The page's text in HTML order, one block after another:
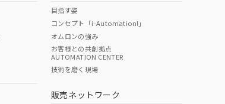
目指す姿
コンセプト「i-Automation!」
オムロンの強み
お客様との共創拠点
AUTOMATION CENTER
技術を磨く現場
販売ネットワーク